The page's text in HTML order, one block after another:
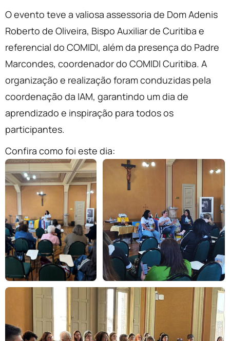
O evento teve a valiosa assessoria de Dom Adenis
Roberto de Oliveira, Bispo Auxiliar de Curitiba e
referencial do COMIDI, além da presença do Padre
Marcondes, coordenador do COMIDI Curitiba. A
organização e realização foram conduzidas pela
coordenação da IAM, garantindo um dia de
aprendizado e inspiração para todos os
participantes.
Confira como foi este dia: